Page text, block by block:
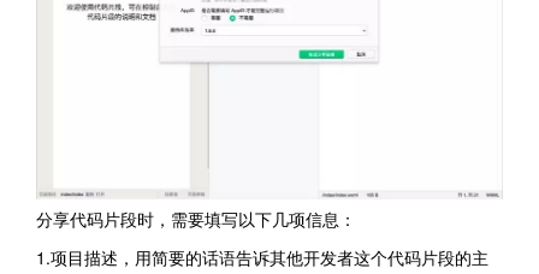
分享代码片段时，需要填写以下几项信息：
1.项目描述，用简要的话语告诉其他开发者这个代码片段的主